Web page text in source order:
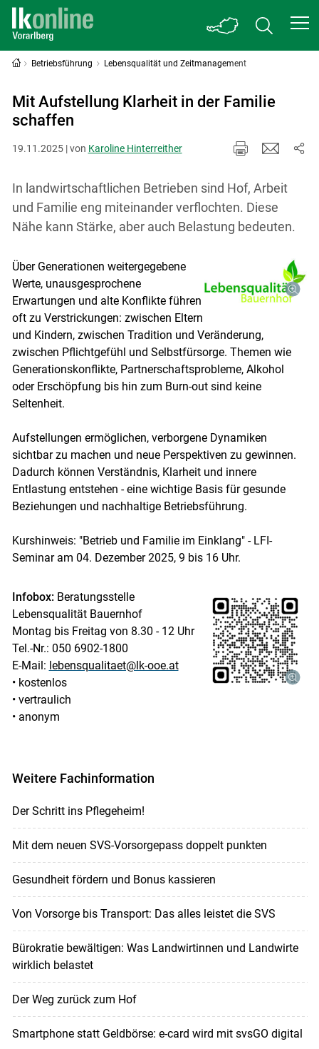
Skip to main content
Betriebsführung Lebensqualität und Zeitmanagement
Mit Aufstellung Klarheit in der Familie
schaffen
19.11.2025 | von Karoline Hinterreither
In landwirtschaftlichen Betrieben sind Hof, Arbeit
und Familie eng miteinander verflochten. Diese
Nähe kann Stärke, aber auch Belastung bedeuten.
Über Generationen weitergegebene
Werte, unausgesprochene
Erwartungen und alte Konflikte führen
oft zu Verstrickungen: zwischen Eltern
und Kindern, zwischen Tradition und Veränderung,
zwischen Pflichtgefühl und Selbstfürsorge. Themen wie
Generationskonflikte, Partnerschaftsprobleme, Alkohol
oder Erschöpfung bis hin zum Burn-out sind keine
Seltenheit.
Aufstellungen ermöglichen, verborgene Dynamiken
sichtbar zu machen und neue Perspektiven zu gewinnen.
Dadurch können Verständnis, Klarheit und innere
Entlastung entstehen - eine wichtige Basis für gesunde
Beziehungen und nachhaltige Betriebsführung.
Kurshinweis: "Betrieb und Familie im Einklang" - LFI-
Seminar am 04. Dezember 2025, 9 bis 16 Uhr.
Infobox:Beratungsstelle
Lebensqualität Bauernhof
Montag bis Freitag von 8.30 - 12 Uhr
Tel.-Nr.: 050 6902-1800
E-Mail: lebensqualitaet@lk-ooe.at
• kostenlos
• vertraulich
• anonym
Weitere Fachinformation
Der Schritt ins Pflegeheim!
Mit dem neuen SVS-Vorsorgepass doppelt punkten
Gesundheit fördern und Bonus kassieren
Von Vorsorge bis Transport: Das alles leistet die SVS
Bürokratie bewältigen: Was Landwirtinnen und Landwirte
wirklich belastet
Der Weg zurück zum Hof
Smartphone statt Geldbörse: e-card wird mit svsGO digital